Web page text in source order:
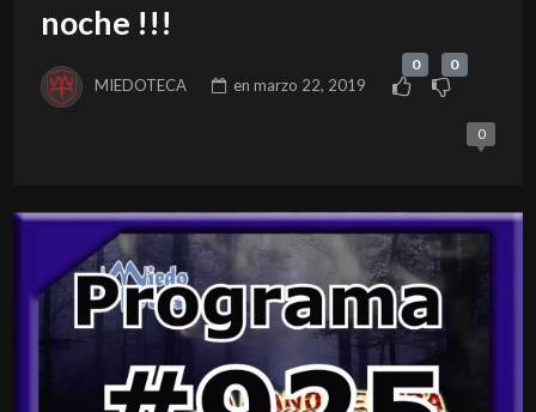
noche !!!
MIEDOTECA enmarzo 22, 2019
0 0
0